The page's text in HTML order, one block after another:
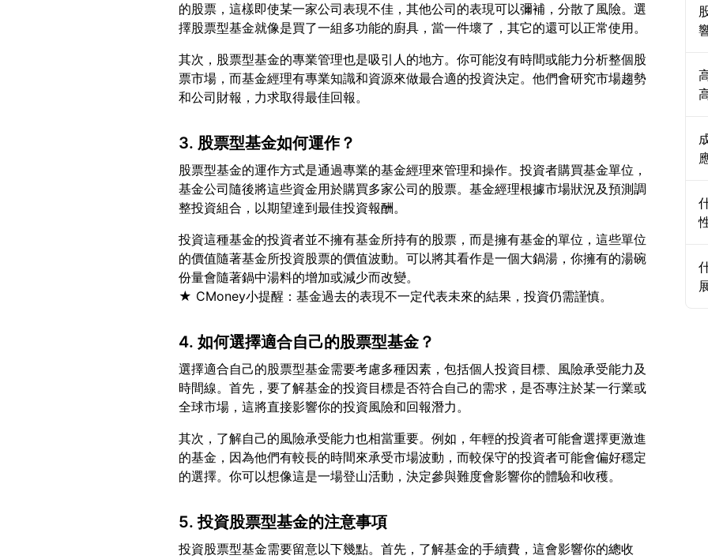
的股票，這樣即使某一家公司表現不佳，其他公司的表現可以彌補，分散了風險。選
其次，股票型基金的專業管理也是吸引人的地方。你可能沒有時間或能力分析整個股
票市場，而基金經理有專業知識和資源來做最合適的投資決定。他們會研究市場趨勢
3. 股票型基金如何運作？
股票型基金的運作方式是通過專業的基金經理來管理和操作。投資者購買基金單位，
基金公司隨後將這些資金用於購買多家公司的股票。基金經理根據市場狀況及預測調
投資這種基金的投資者並不擁有基金所持有的股票，而是擁有基金的單位，這些單位
的價值隨著基金所投資股票的價值波動。可以將其看作是一個大鍋湯，你擁有的湯碗
份量會隨著鍋中湯料的增加或減少而改變。
4. 如何選擇適合自己的股票型基金？
選擇適合自己的股票型基金需要考慮多種因素，包括個人投資目標、風險承受能力及
時間線。首先，要了解基金的投資目標是否符合自己的需求，是否專注於某一行業或
其次，了解自己的風險承受能力也相當重要。例如，年輕的投資者可能會選擇更激進
的基金，因為他們有較長的時間來承受市場波動，而較保守的投資者可能會偏好穩定
5. 投資股票型基金的注意事項
投資股票型基金需要留意以下幾點。首先，了解基金的手續費，這會影響你的總收